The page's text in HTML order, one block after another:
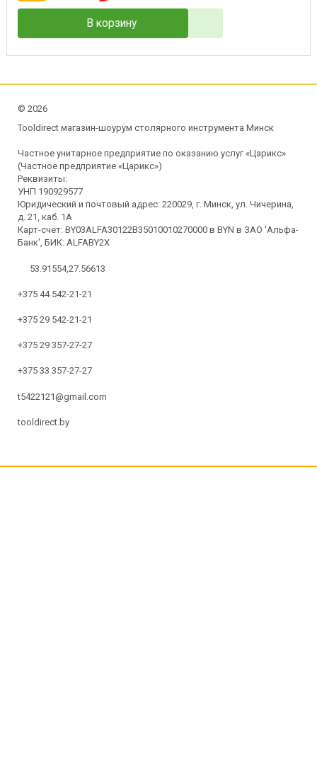
В корзину
© 2026
Tooldirect магазин-шоурум столярного инструмента Минск
Частное унитарное предприятие по оказанию услуг «Царикс»
(Частное предприятие «Царикс»)
Реквизиты:
УНП 190929577
Юридический и почтовый адрес: 220029, г. Минск, ул. Чичерина,
д. 21, каб. 1А
Карт-счет: BY03ALFA30122B35010010270000 в BYN в ЗАО 'Альфа-
Банк', БИК: ALFABY2X
53.91554,27.56613
+375 44 542-21-21
+375 29 542-21-21
+375 29 357-27-27
+375 33 357-27-27
t5422121@gmail.com
tooldirect.by